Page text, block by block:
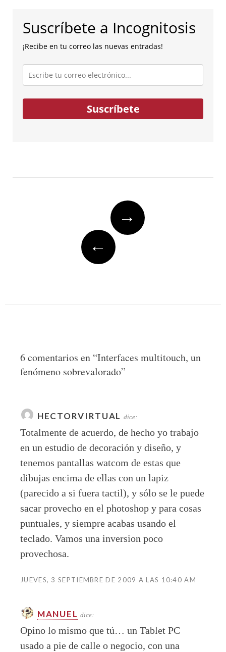
Suscríbete a Incognitosis
¡Recibe en tu correo las nuevas entradas!
Escribe
tu
correo
electrónico...
Suscríbete
→
←
6 comentarios en “Interfaces multitouch, un
fenómeno sobrevalorado”
HECTORVIRTUAL dice:
Totalmente de acuerdo, de hecho yo trabajo
en un estudio de decoración y diseño, y
tenemos pantallas watcom de estas que
dibujas encima de ellas con un lapiz
(parecido a si fuera tactil), y sólo se le puede
sacar provecho en el photoshop y para cosas
puntuales, y siempre acabas usando el
teclado. Vamos una inversion poco
provechosa.
JUEVES, 3 SEPTIEMBRE DE 2009 A LAS 10:40 AM
MANUEL dice:
Opino lo mismo que tú… un Tablet PC
usado a pie de calle o negocio, con una